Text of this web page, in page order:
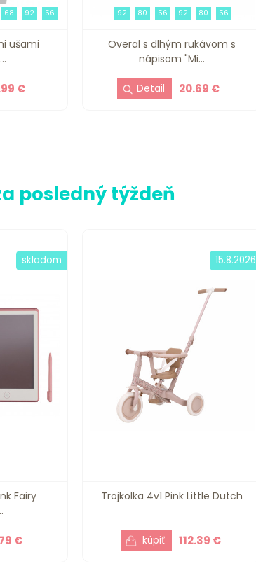
ušami
€
68 92 56
Overal s dlhým rukávom s
nápisom "Mi...
20.69 €
92 80 56 92 80 56
posledný týždeň
Fairy
€
skladom
Trojkolka 4v1 Pink Little Dutch
112.39 €
15.8.2026